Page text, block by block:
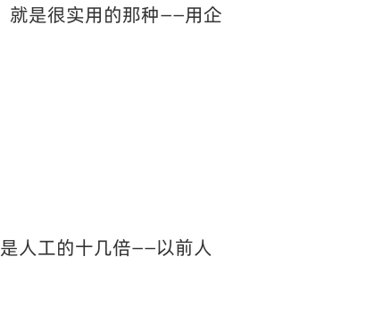
就是很实用的那种——用企
人工的十几倍——以前人